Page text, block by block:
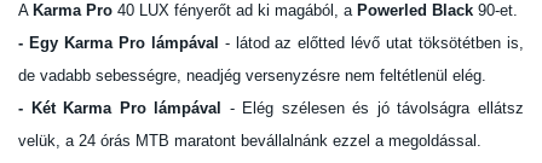
A Karma Pro 40 LUX fényerőt ad ki magából, aPowerled Black 90-et.
- Egy Karma Pro lámpával - látod az előtted lévő utat töksötétben is,
de vadabb sebességre, neadjég versenyzésre nem feltétlenül elég.
- Két Karma Pro lámpával
- Elég szélesen és jó távolságra ellátsz
velük, a 24 órás MTB maratont bevállalnánk ezzel a megoldással.